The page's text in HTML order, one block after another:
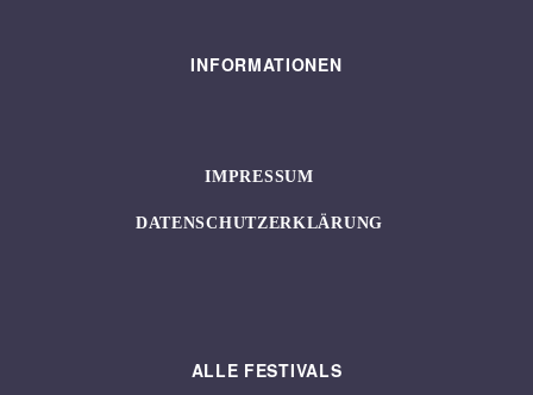
INFORMATIONEN
IMPRESSUM
DATENSCHUTZERKLÄRUNG
ALLE FESTIVALS